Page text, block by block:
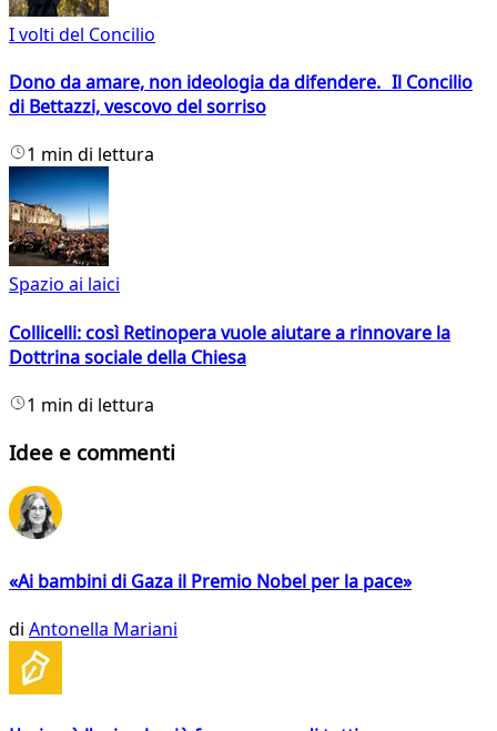
I volti del Concilio
Dono da amare, non ideologia da difendere. Il Concilio
di Bettazzi, vescovo del sorriso
1 min di lettura
Spazio ai laici
Collicelli: così Retinopera vuole aiutare a rinnovare la
Dottrina sociale della Chiesa
1 min di lettura
Idee e commenti
«Ai bambini di Gaza il Premio Nobel per la pace»
di Antonella Mariani